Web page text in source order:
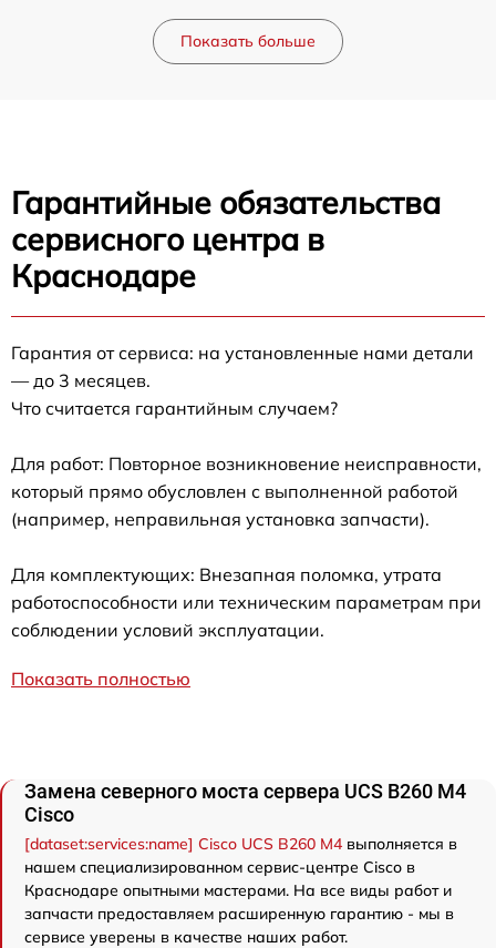
Показать больше
Гарантийные обязательства
сервисного центра в
Краснодаре
Гарантия от сервиса: на установленные нами детали
— до 3 месяцев.
Что считается гарантийным случаем?
Для работ: Повторное возникновение неисправности,
который прямо обусловлен с выполненной работой
(например, неправильная установка запчасти).
Для комплектующих: Внезапная поломка, утрата
работоспособности или техническим параметрам при
соблюдении условий эксплуатации.
Показать полностью
Замена северного моста сервера UCS B260 M4
Cisco
[dataset:services:name] Cisco UCS B260 M4 выполняется в
нашем специализированном сервис-центре Cisco в
Краснодаре опытными мастерами. На все виды работ и
запчасти предоставляем расширенную гарантию - мы в
сервисе уверены в качестве наших работ.